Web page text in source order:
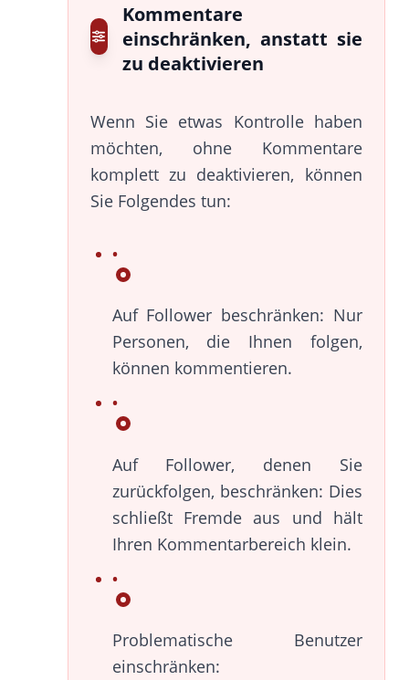
Kommentare
einschränken, anstatt sie
zu deaktivieren
Wenn Sie etwas Kontrolle haben
möchten, ohne Kommentare
komplett zu deaktivieren, können
Sie Folgendes tun:
Auf Follower beschränken: Nur
Personen, die Ihnen folgen,
können kommentieren.
Auf Follower, denen Sie
zurückfolgen, beschränken: Dies
schließt Fremde aus und hält
Ihren Kommentarbereich klein.
Problematische Benutzer
einschränken: